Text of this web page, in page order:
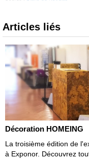
Articles liés
Décoration HOMEING
La troisième édition de
à Exponor. Découvrez